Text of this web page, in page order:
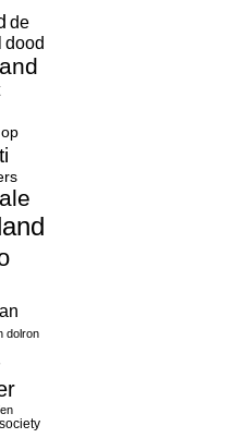
de
dood
dolron